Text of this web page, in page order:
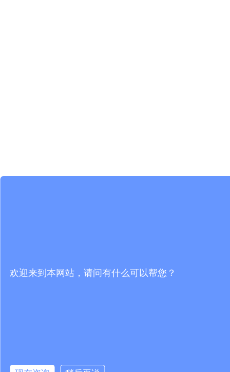
欢迎来到本网站，请问有什么可以帮您？